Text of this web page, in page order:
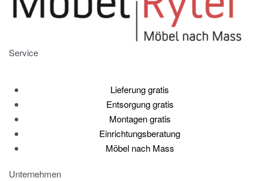
Service
Lieferung gratis
Entsorgung gratis
Montagen gratis
Einrichtungsberatung
Möbel nach Mass
Unternehmen